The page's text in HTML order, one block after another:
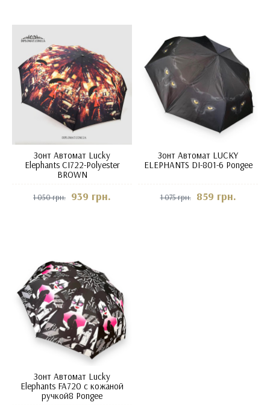
Зонт Автомат Lucky
Elephants CI722-Polyester
BROWN
1 050 грн. 939 грн.
Зонт Автомат LUCKY
ELEPHANTS DI-801-6 Pongee
1 075 грн. 859 грн.
Зонт Автомат Lucky
Elephants FA720 с кожаной
ручкой8 Pongee